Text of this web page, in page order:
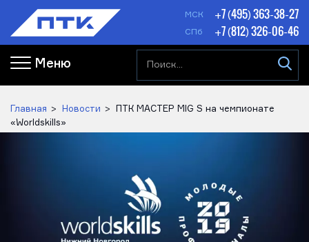
МСК +7 (495) 363-38-27
СПб +7 (812) 326-06-46
Меню
Главная Новости
ПТК МАСТЕР MIG S на чемпионате
«Worldskills»